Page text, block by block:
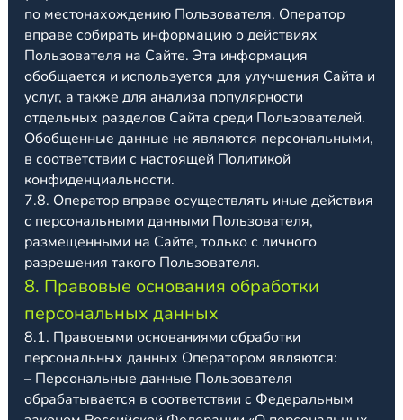
по местонахождению Пользователя. Оператор
вправе собирать информацию о действиях
Пользователя на Сайте. Эта информация
обобщается и используется для улучшения Сайта и
услуг, а также для анализа популярности
отдельных разделов Сайта среди Пользователей.
Обобщенные данные не являются персональными,
в соответствии с настоящей Политикой
конфиденциальности.
7.8. Оператор вправе осуществлять иные действия
с персональными данными Пользователя,
размещенными на Сайте, только с личного
разрешения такого Пользователя.
8. Правовые основания обработки
персональных данных
8.1. Правовыми основаниями обработки
персональных данных Оператором являются:
– Персональные данные Пользователя
обрабатывается в соответствии с Федеральным